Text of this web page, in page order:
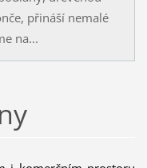
přináší nemalé
na...